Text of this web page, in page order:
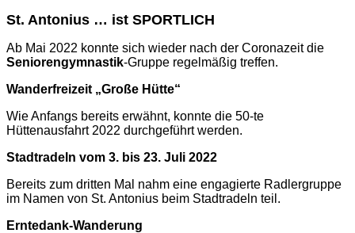
St. Antonius … ist SPORTLICH
Ab Mai 2022 konnte sich wieder nach der Coronazeit die
Seniorengymnastik-Gruppe regelmäßig treffen.
Wanderfreizeit „Große Hütte“
Wie Anfangs bereits erwähnt, konnte die 50-te
Hüttenausfahrt 2022 durchgeführt werden.
Stadtradeln vom 3. bis 23. Juli 2022
Bereits zum dritten Mal nahm eine engagierte Radlergruppe
im Namen von St. Antonius beim Stadtradeln teil.
Erntedank-Wanderung